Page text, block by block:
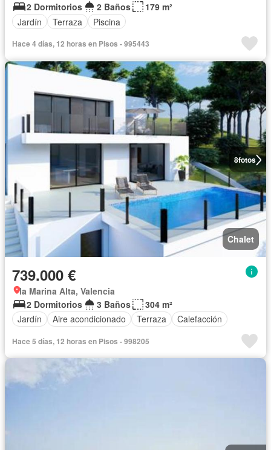
2 Dormitorios
2 Baños
179 m²
Jardín
Terraza Piscina
Hace 4 días, 12 horas en Pisos - 995443
8fotos
Chalet
739.000 €
la Marina Alta, Valencia
2 Dormitorios
3 Baños
304 m²
Jardín
Aire acondicionado Terraza Calefacción
Hace 5 días, 12 horas en Pisos - 998205